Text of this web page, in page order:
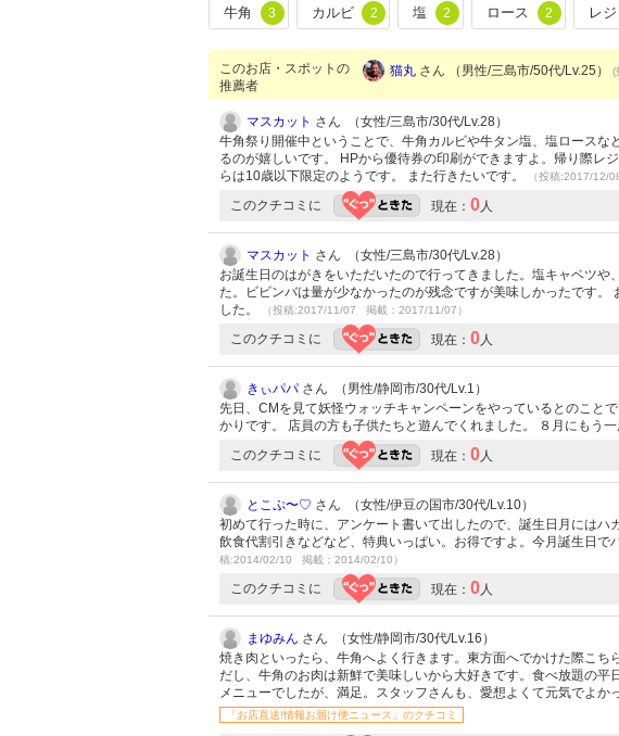
牛角 3 カルビ 2 塩 2 ロース 2 レジ
このお店・スポットの
推薦者
猫丸 さん （男性/三島市/50代/Lv.25） (
マスカット さん （女性/三島市/30代/Lv.28）
牛角祭り開催中ということで、牛角カルビや牛タン塩、塩ロース
るのが嬉しいです。 HPから優待券の印刷ができますよ。帰り際レ
らは10歳以下限定のようです。 また行きたいです。
（投稿:2017/12/
このクチコミに 現在： 0 人
マスカット さん （女性/三島市/30代/Lv.28）
お誕生日のはがきをいただいたので行ってきました。塩キャベツ
た。ビビンバは量が少なかったのが残念ですが美味しかったです
した。
（投稿:2017/11/07 掲載：2017/11/07）
このクチコミに 現在： 0 人
きぃパパさん （男性/静岡市/30代/Lv.1）
先日、CMを見て妖怪ウォッチキャンペーンをやっているとのこと
かりです。 店員の方も子供たちと遊んでくれました。 ８月にもう一
このクチコミに 現在： 0 人
とこぷ〜♡ さん （女性/伊豆の国市/30代/Lv.10）
初めて行った時に、アンケート書いて出したので、誕生日月には
飲食代割引きなどなど、特典いっぱい。お得ですよ。今月誕生日で
稿:2014/02/10 掲載：2014/02/10）
このクチコミに 現在： 0 人
まゆみん さん （女性/静岡市/30代/Lv.16）
焼き肉といったら、牛角へよく行きます。東方面へでかけた際こ
だし、牛角のお肉は新鮮で美味しいから大好きです。食べ放題の
メニューでしたが、満足。スタッフさんも、愛想よくて元気でよか
「お店直送!情報お届け便ニュース」のクチコミ